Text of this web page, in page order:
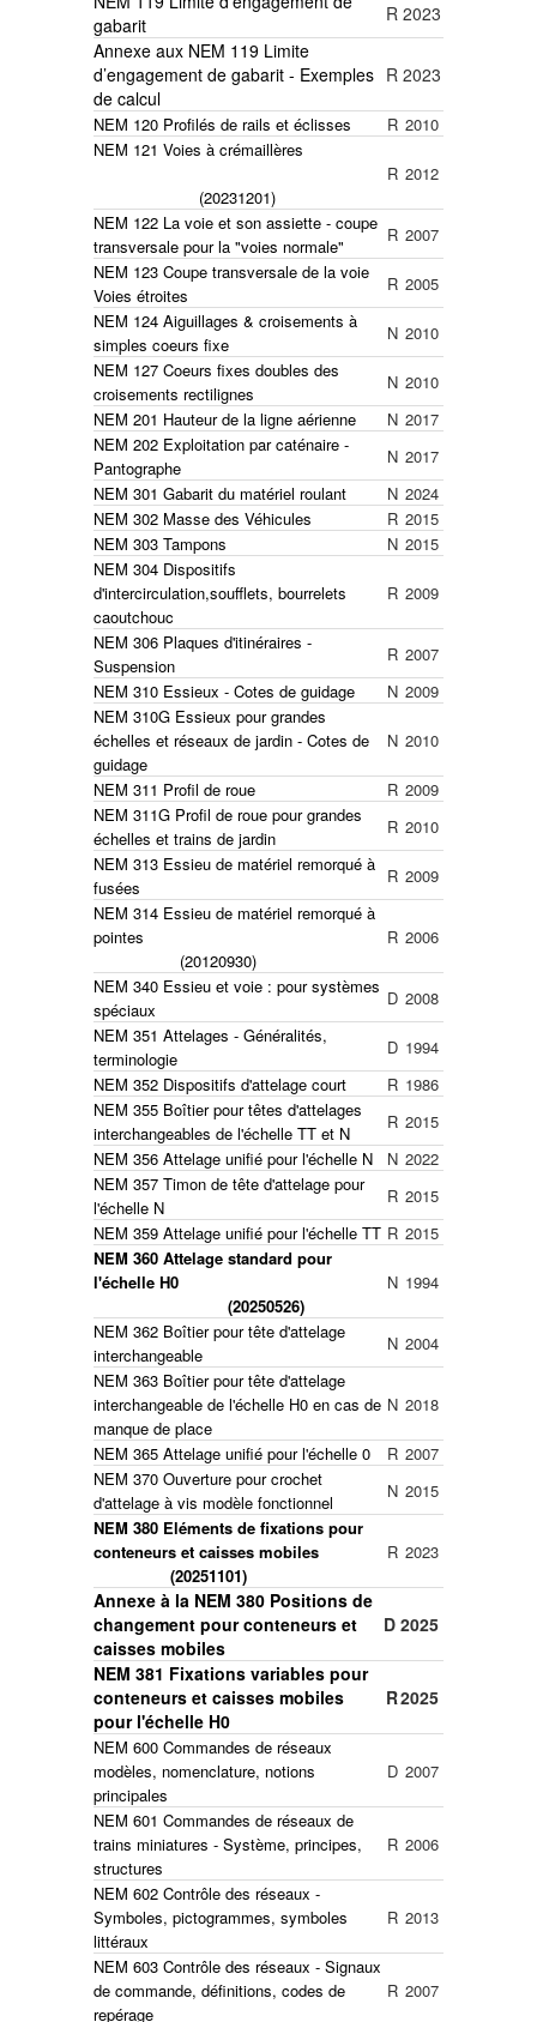
gabarit
R 2023
Annexe aux NEM 119 Limite
d’engagement de gabarit - Exemples
de calcul
R 2023
NEM 120 Profilés de rails et éclisses R 2010
NEM 121 Voies à crémaillères
(20231201)
R 2012
NEM 122 La voie et son assiette - coupe
transversale pour la "voies normale"
R 2007
NEM 123 Coupe transversale de la voie
Voies étroites
R 2005
NEM 124 Aiguillages & croisements à
simples coeurs fixe
N 2010
NEM 127 Coeurs fixes doubles des
croisements rectilignes
N 2010
NEM 201 Hauteur de la ligne aérienne
N 2017
NEM 202 Exploitation par caténaire -
Pantographe
N 2017
NEM 301 Gabarit du matériel roulant
N 2024
NEM 302 Masse des Véhicules
R 2015
NEM 303 Tampons
N 2015
NEM 304 Dispositifs
d'intercirculation,soufflets, bourrelets
caoutchouc
R 2009
NEM 306 Plaques d'itinéraires -
Suspension
R 2007
NEM 310 Essieux - Cotes de guidage
N 2009
NEM 310G Essieux pour grandes
échelles et réseaux de jardin - Cotes de
guidage
N 2010
NEM 311 Profil de roue R 2009
NEM 311G Profil de roue pour grandes
échelles et trains de jardin
R 2010
NEM 313 Essieu de matériel remorqué à
fusées
R 2009
NEM 314 Essieu de matériel remorqué à
pointes
(20120930)
R 2006
NEM 340 Essieu et voie : pour systèmes
spéciaux
D 2008
NEM 351 Attelages - Généralités,
terminologie
D 1994
NEM 352 Dispositifs d'attelage court
R 1986
NEM 355 Boîtier pour têtes d'attelages
interchangeables de l'échelle TT et N
R 2015
NEM 356 Attelage unifié pour l'échelle N
N 2022
NEM 357 Timon de tête d'attelage pour
l'échelle N
R 2015
NEM 359 Attelage unifié pour l'échelle TT R 2015
NEM 360 Attelage standard pour
l'échelle H0
(20250526)
N 1994
NEM 362 Boîtier pour tête d'attelage
interchangeable
N 2004
NEM 363 Boîtier pour tête d'attelage
interchangeable de l'échelle H0 en cas de
manque de place
N 2018
NEM 365 Attelage unifié pour l'échelle 0 R 2007
NEM 370 Ouverture pour crochet
d'attelage à vis modèle fonctionnel
N 2015
NEM 380 Eléments de fixations pour
conteneurs et caisses mobiles
(20251101)
R 2023
Annexe à la NEM 380 Positions de
changement pour conteneurs et
caisses mobiles
D 2025
NEM 381 Fixations variables pour
conteneurs et caisses mobiles
pour l'échelle H0
R2025
NEM 600 Commandes de réseaux
modèles, nomenclature, notions
principales
D 2007
NEM 601 Commandes de réseaux de
trains miniatures - Système, principes,
structures
R 2006
NEM 602 Contrôle des réseaux -
Symboles, pictogrammes, symboles
littéraux
R 2013
NEM 603 Contrôle des réseaux - Signaux
de commande, définitions, codes de
repérage
R 2007